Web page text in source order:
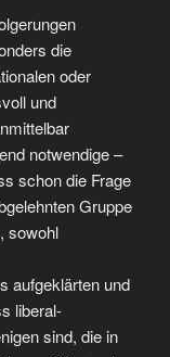
die
oder
und
notwendige –
schon die Frage
Gruppe
sowohl
aufgeklärten und
liberal-
sind, die in